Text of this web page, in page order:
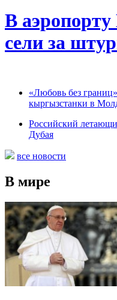
В
сели за
«Любовь без
кыргызстанки в
Российский
Дубая
все новости
В мире